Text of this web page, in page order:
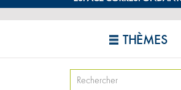
THÈMES